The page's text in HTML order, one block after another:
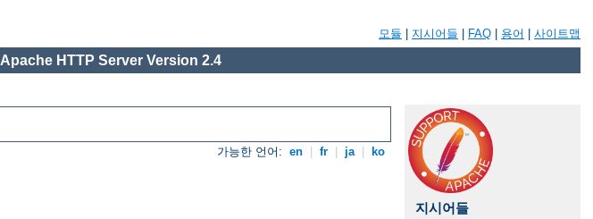
모듈 지시어들 FAQ 용어 사이트맵
Apache HTTP Server Version 2.4
가능한 언어: en fr ja ko
지시어들